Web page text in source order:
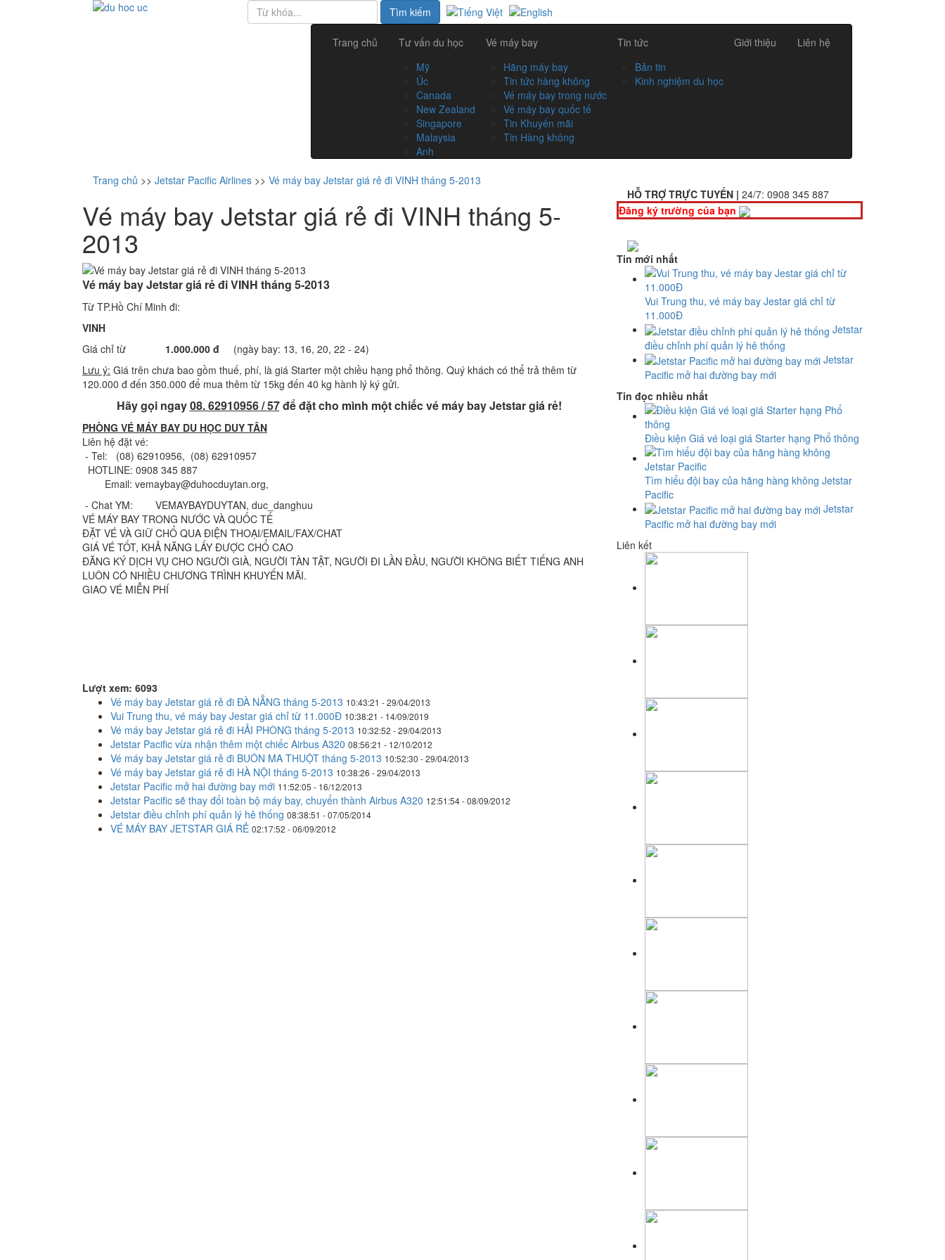
Trang chủ
Tư vấn du học
Mỹ
Úc
Canada
New Zealand
Singapore
Malaysia
Anh
Vé máy bay
Hãng máy bay
Tin tức hàng không
Vé máy bay trong nước
Vé máy bay quốc tế
Tin Khuyến mãi
Tin Hàng không
Tin tức
Bản tin
Kinh nghiệm du học
Giới thiệu Liên hệ
Trang chủ >> Jetstar Pacific Airlines >> Vé máy bay Jetstar giá rẻ đi VINH tháng 5-2013
Vé máy bay Jetstar giá rẻ đi VINH tháng 5-
2013
Vé máy bay Jetstar giá rẻ đi VINH tháng 5-2013
Từ TP.Hồ Chí Minh đi:
VINH
Giá chỉ từ
1.000.000 đ (ngày bay: 13, 16, 20, 22 - 24)
Lưu ý: Giá trên chưa bao gồm thuế, phí, là giá Starter một chiều hạng phổ thông. Quý khách có thể trả thêm từ
120.000 đ đến 350.000 để mua thêm từ 15kg đến 40 kg hành lý ký gửi.
Hãy gọi ngay08. 62910956 / 57để đặt cho mình một chiếc vé máy bay Jetstar giá rẻ!
PHÒNG VÉ MÁY BAY DU HỌC DUY TÂN
Liên hệ đặt vé:
- Tel: (08) 62910956, (08) 62910957
HOTLINE: 0908 345 887
Email: vemaybay@duhocduytan.org,
- Chat YM: VEMAYBAYDUYTAN, duc_danghuu
VÉ MÁY BAY TRONG NƯỚC VÀ QUỐC TẾ
ÐẶT VÉ VÀ GIỮ CHỔ QUA ÐIỆN THOẠI/EMAIL/FAX/CHAT
GIÁ VÉ TỐT, KHẢ NĂNG LẤY ÐƯỢC CHỔ CAO
ÐĂNG KÝ DỊCH VỤ CHO NGƯỜI GIÀ, NGƯỜI TÀN TẬT, NGƯỜI ÐI LẦN ÐẦU, NGƯỜI KHÔNG BIẾT TIẾNG ANH
LUÔN CÓ NHIỀU CHƯƠNG TRÌNH KHUYẾN MÃI.
GIAO VÉ MIỄN PHÍ
Lượt xem: 6093
Vé máy bay Jetstar giá rẻ đi ĐÀ NẴNG tháng 5-2013 10:43:21 - 29/04/2013
Vui Trung thu, vé máy bay Jestar giá chỉ từ 11.000Đ 10:38:21 - 14/09/2019
Vé máy bay Jetstar giá rẻ đi HẢI PHÒNG tháng 5-2013 10:32:52 - 29/04/2013
Jetstar Pacific vừa nhận thêm một chiếc Airbus A320 08:56:21 - 12/10/2012
Vé máy bay Jetstar giá rẻ đi BUÔN MA THUỘT tháng 5-2013 10:52:30 - 29/04/2013
Vé máy bay Jetstar giá rẻ đi HÀ NỘI tháng 5-2013 10:38:26 - 29/04/2013
Jetstar Pacific mở hai đường bay mới 11:52:05 - 16/12/2013
Jetstar Pacific sẽ thay đổi toàn bộ máy bay, chuyển thành Airbus A320 12:51:54 - 08/09/2012
Jetstar điều chỉnh phí quản lý hê thống 08:38:51 - 07/05/2014
VÉ MÁY BAY JETSTAR GIÁ RẺ 02:17:52 - 06/09/2012
HỖ TRỢ TRỰC TUYẾN | 24/7: 0908 345 887
Đăng ký trường của bạn
Tin mới nhất
Vui Trung thu, vé máy bay Jestar giá chỉ từ
11.000Đ
Jetstar
điều chỉnh phí quản lý hê thống
Jetstar
Pacific mở hai đường bay mới
Tin đọc nhiều nhất
Điều kiện Giá vé loại giá Starter hạng Phổ thông
Tìm hiểu đội bay của hãng hàng không Jetstar
Pacific
Jetstar
Pacific mở hai đường bay mới
Liên kết